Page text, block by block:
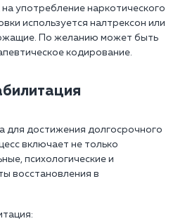
употребление наркотического
используется налтрексон или
По желанию может быть
кодирование.
для достижения долгосрочного
включает не только
психологические и
восстановления в